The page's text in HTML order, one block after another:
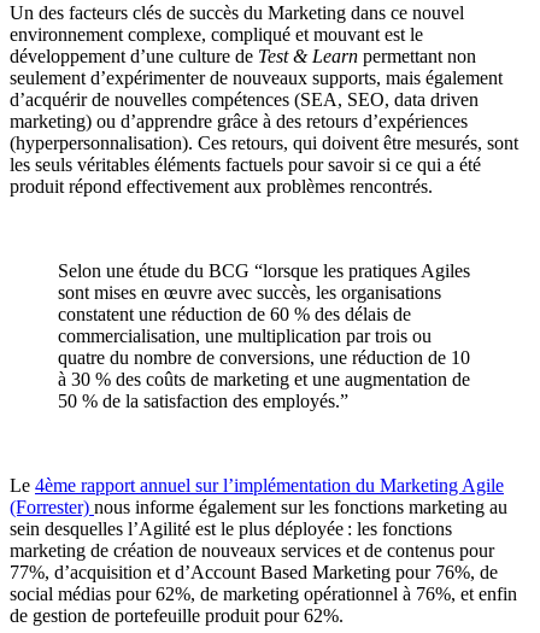
Un des facteurs clés de succès du Marketing dans ce nouvel
environnement complexe, compliqué et mouvant est le
développement d’une culture de Test & Learn permettant non
seulement d’expérimenter de nouveaux supports, mais également
d’acquérir de nouvelles compétences (SEA, SEO, data driven
marketing) ou d’apprendre grâce à des retours d’expériences
(hyperpersonnalisation). Ces retours, qui doivent être mesurés, sont
les seuls véritables éléments factuels pour savoir si ce qui a été
produit répond effectivement aux problèmes rencontrés.
Selon une étude du BCG “lorsque les pratiques Agiles
sont mises en œuvre avec succès, les organisations
constatent une réduction de 60 % des délais de
commercialisation, une multiplication par trois ou
quatre du nombre de conversions, une réduction de 10
à 30 % des coûts de marketing et une augmentation de
50 % de la satisfaction des employés.”
Le 4ème rapport annuel sur l’implémentation du Marketing Agile
(Forrester) nous informe également sur les fonctions marketing au
sein desquelles l’Agilité est le plus déployée : les fonctions
marketing de création de nouveaux services et de contenus pour
77%, d’acquisition et d’Account Based Marketing pour 76%, de
social médias pour 62%, de marketing opérationnel à 76%, et enfin
de gestion de portefeuille produit pour 62%.